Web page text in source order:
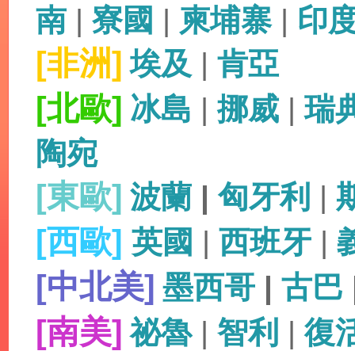
南 | 寮國 | 柬埔寨| 印
[非洲] 埃及 | 肯亞
[北歐] 冰島 |挪威 |瑞
陶宛
[東歐] 波蘭 | 匈牙利 |
[西歐] 英國 | 西班牙 |
[中北美] 墨西哥 | 古巴
[南美] 祕魯| 智利 |復